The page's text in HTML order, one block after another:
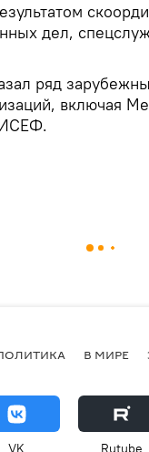
дел,
ряд
включая
В МИРЕ
VK Rutube